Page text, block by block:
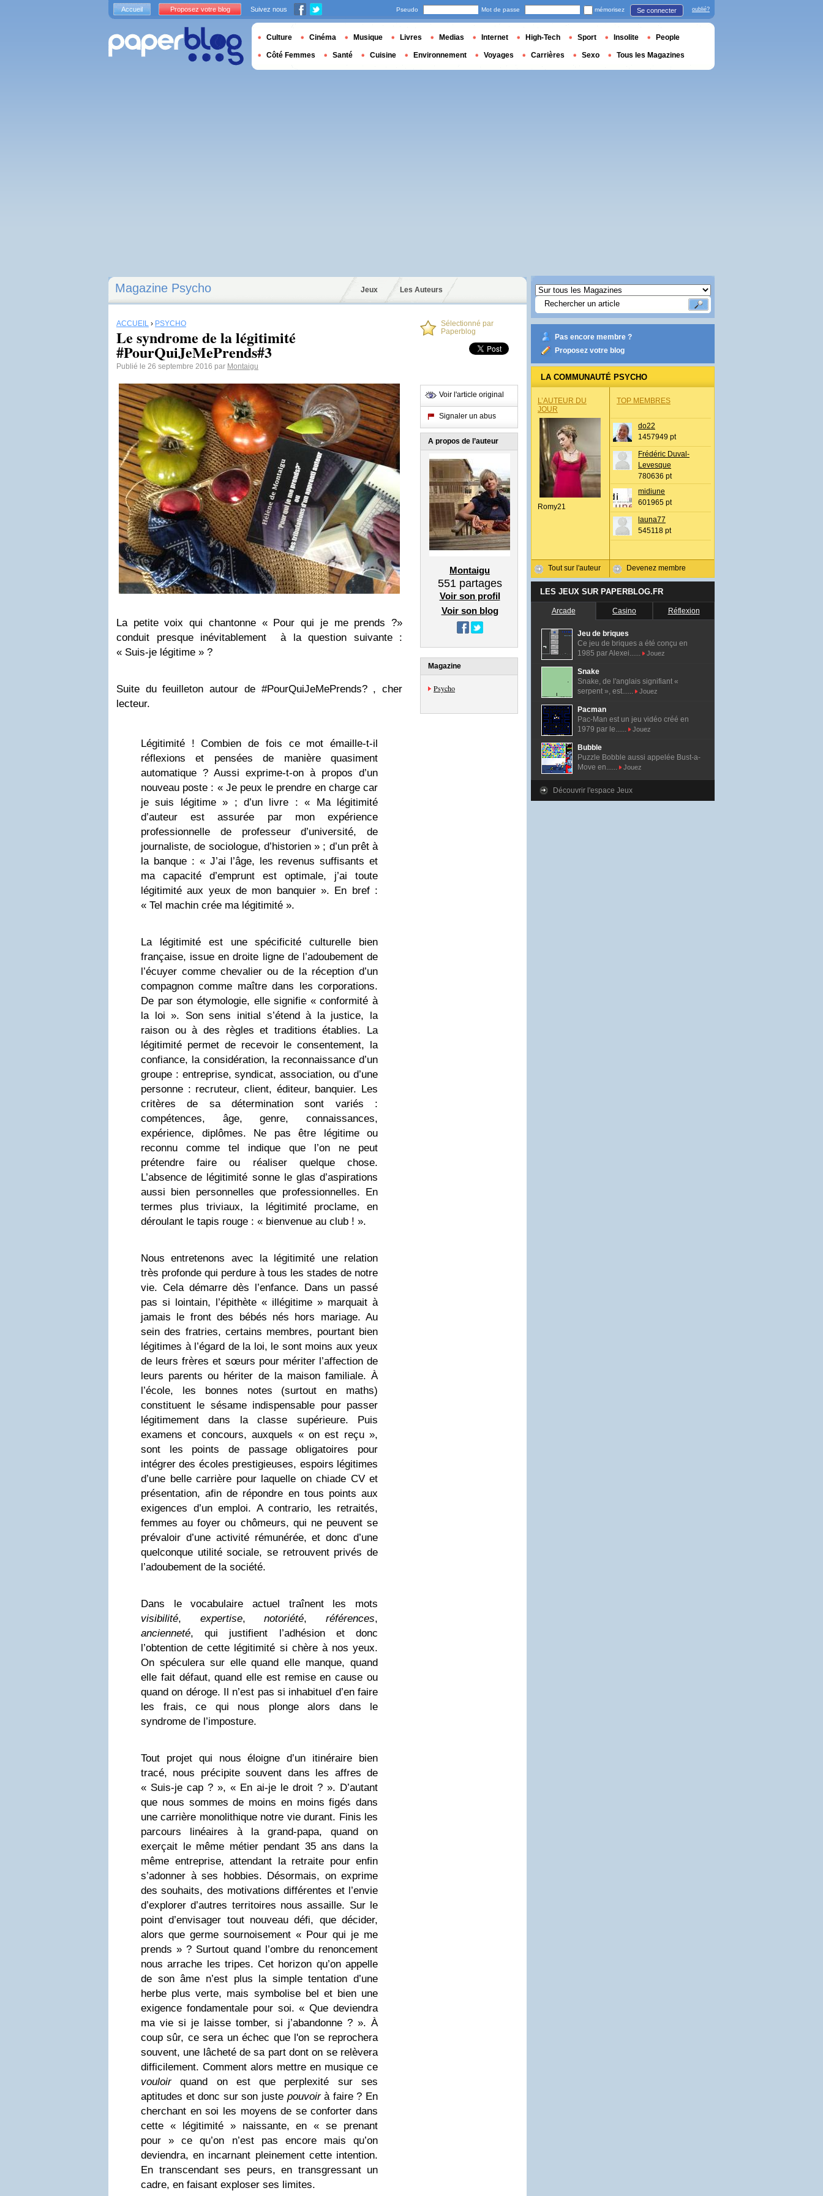
Magazine Psycho Jeux Les Auteurs
ACCUEIL › PSYCHO
Le syndrome de la légitimité
#PourQuiJeMePrends#3
Publié le 26 septembre 2016 par Montaigu
La petite voix qui chantonne « Pour qui je me prends ?»
conduit presque inévitablement à la question suivante :
« Suis-je légitime » ?
Suite du feuilleton autour de #PourQuiJeMePrends? , cher
lecteur.
Légitimité ! Combien de fois ce mot émaille-t-il
réflexions et pensées de manière quasiment
automatique ? Aussi exprime-t-on à propos d’un
nouveau poste : « Je peux le prendre en charge car
je suis légitime » ; d’un livre : « Ma légitimité
d’auteur est assurée par mon expérience
professionnelle de professeur d’université, de
journaliste, de sociologue, d’historien » ; d’un prêt à
la banque : « J’ai l’âge, les revenus suffisants et
ma capacité d’emprunt est optimale, j’ai toute
légitimité aux yeux de mon banquier ». En bref :
« Tel machin crée ma légitimité ».
La légitimité est une spécificité culturelle bien
française, issue en droite ligne de l’adoubement de
l’écuyer comme chevalier ou de la réception d’un
compagnon comme maître dans les corporations.
De par son étymologie, elle signifie « conformité à
la loi ». Son sens initial s’étend à la justice, la
raison ou à des règles et traditions établies. La
légitimité permet de recevoir le consentement, la
confiance, la considération, la reconnaissance d’un
groupe : entreprise, syndicat, association, ou d’une
personne : recruteur, client, éditeur, banquier. Les
critères de sa détermination sont variés :
compétences, âge, genre, connaissances,
expérience, diplômes. Ne pas être légitime ou
reconnu comme tel indique que l’on ne peut
prétendre faire ou réaliser quelque chose.
L’absence de légitimité sonne le glas d’aspirations
aussi bien personnelles que professionnelles. En
termes plus triviaux, la légitimité proclame, en
déroulant le tapis rouge : « bienvenue au club ! ».
Nous entretenons avec la légitimité une relation
très profonde qui perdure à tous les stades de notre
vie. Cela démarre dès l’enfance. Dans un passé
pas si lointain, l’épithète « illégitime » marquait à
jamais le front des bébés nés hors mariage. Au
sein des fratries, certains membres, pourtant bien
légitimes à l’égard de la loi, le sont moins aux yeux
de leurs frères et sœurs pour mériter l’affection de
leurs parents ou hériter de la maison familiale. À
l’école, les bonnes notes (surtout en maths)
constituent le sésame indispensable pour passer
légitimement dans la classe supérieure. Puis
examens et concours, auxquels « on est reçu »,
sont les points de passage obligatoires pour
intégrer des écoles prestigieuses, espoirs légitimes
d’une belle carrière pour laquelle on chiade CV et
présentation, afin de répondre en tous points aux
exigences d’un emploi. A contrario, les retraités,
femmes au foyer ou chômeurs, qui ne peuvent se
prévaloir d’une activité rémunérée, et donc d’une
quelconque utilité sociale, se retrouvent privés de
l’adoubement de la société.
Dans le vocabulaire actuel traînent les mots
visibilité, expertise,notoriété,références,
ancienneté, qui justifient l’adhésion et donc
l’obtention de cette légitimité si chère à nos yeux.
On spéculera sur elle quand elle manque, quand
elle fait défaut, quand elle est remise en cause ou
quand on déroge. Il n’est pas si inhabituel d’en faire
les frais, ce qui nous plonge alors dans le
syndrome de l’imposture.
Tout projet qui nous éloigne d’un itinéraire bien
tracé, nous précipite souvent dans les affres de
« Suis-je cap ? », « En ai-je le droit ? ». D’autant
que nous sommes de moins en moins figés dans
une carrière monolithique notre vie durant. Finis les
parcours linéaires à la grand-papa, quand on
exerçait le même métier pendant 35 ans dans la
même entreprise, attendant la retraite pour enfin
s’adonner à ses hobbies. Désormais, on exprime
des souhaits, des motivations différentes et l’envie
d’explorer d’autres territoires nous assaille. Sur le
point d’envisager tout nouveau défi, que décider,
alors que germe sournoisement « Pour qui je me
prends » ? Surtout quand l’ombre du renoncement
nous arrache les tripes. Cet horizon qu’on appelle
de son âme n’est plus la simple tentation d’une
herbe plus verte, mais symbolise bel et bien une
exigence fondamentale pour soi. « Que deviendra
ma vie si je laisse tomber, si j’abandonne ? ». À
coup sûr, ce sera un échec que l'on se reprochera
souvent, une lâcheté de sa part dont on se relèvera
difficilement. Comment alors mettre en musique ce
vouloirquand on est que perplexité sur ses
aptitudes et donc sur son juste pouvoirà faire ? En
cherchant en soi les moyens de se conforter dans
cette « légitimité » naissante, en « se prenant
pour » ce qu’on n’est pas encore mais qu’on
deviendra, en incarnant pleinement cette intention.
En transcendant ses peurs, en transgressant un
cadre, en faisant exploser ses limites.
Sélectionné par
Paperblog
Voir l'article original
Signaler un abus
A propos de l’auteur
Montaigu
551partages
Voir son profil
Voir son blog
Magazine
Psycho
Pas encore membre ?
Proposez votre blog
LA COMMUNAUTÉ PSYCHO
L’AUTEUR DU
JOUR
Romy21
Tout sur l'auteur
TOP MEMBRES
do22
1457949 pt
Frédéric Duval-
Levesque
780636 pt
midiune
601965 pt
launa77
545118 pt
Devenez membre
LES JEUX SUR PAPERBLOG.FR
Arcade Casino Réflexion
Jeu de briques
Ce jeu de briques a été conçu en
1985 par Alexei......
Jouez
Snake
Snake, de l'anglais signifiant «
serpent », est......
Jouez
Pacman
Pac-Man est un jeu vidéo créé en
1979 par le......
Jouez
Bubble
Puzzle Bobble aussi appelée Bust-a-
Move en......
Jouez
Découvrir l'espace Jeux
Accueil Proposez votre blog Suivez nous Pseudo Mot de passe mémorisez Se connecter oublié?
Culture Cinéma Musique Livres Medias Internet High-Tech Sport Insolite People
Côté Femmes Santé Cuisine Environnement Voyages Carrières Sexo Tous les Magazines